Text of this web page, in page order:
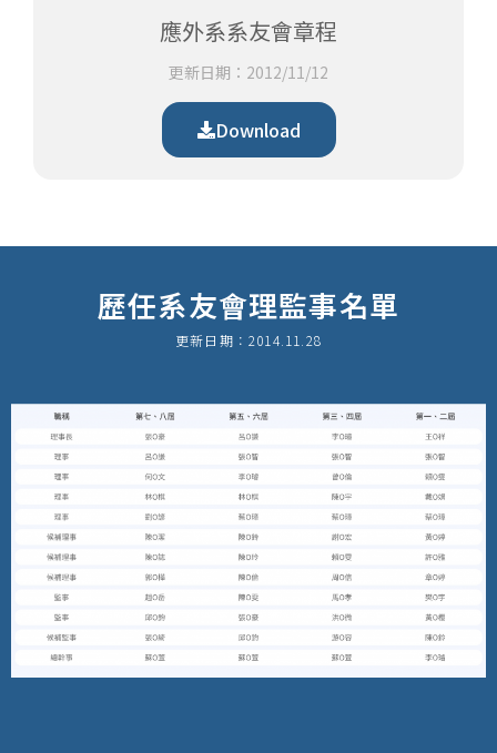
應外系系友會章程
更新日期：2012/11/12
Download
歷任系友會理監事名單
更新日期：2014.11.28